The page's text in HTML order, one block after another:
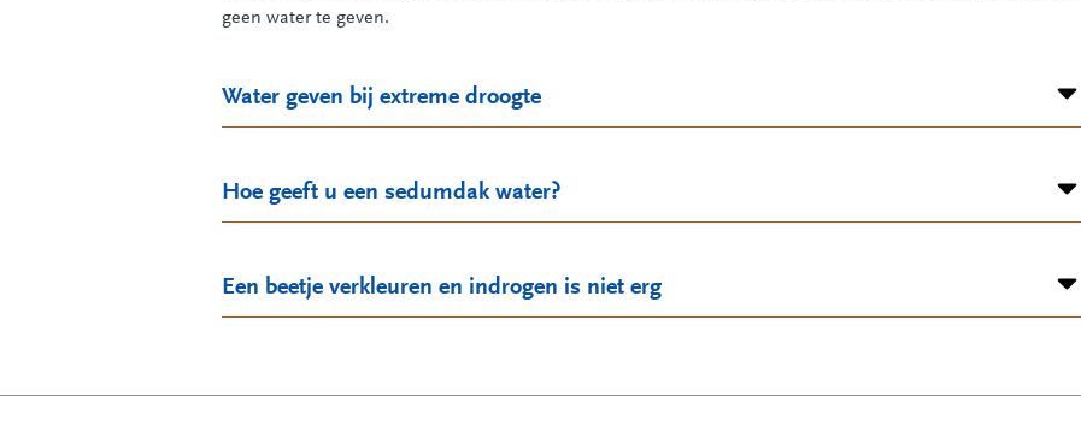
geen water te geven.
Water geven bij extreme droogte
Hoe geeft u een sedumdak water?
Een beetje verkleuren en indrogen is niet erg